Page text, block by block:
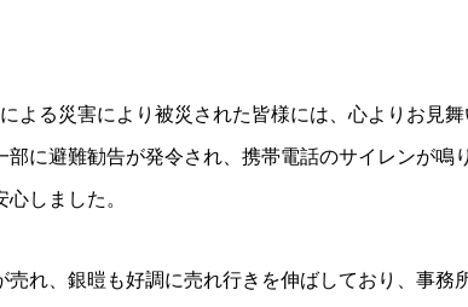
よる災害により被災された皆様には、心よりお見
部に避難勧告が発令され、携帯電話のサイレンが
しました。
売れ、銀暟も好調に売れ行きを伸ばしており、事務